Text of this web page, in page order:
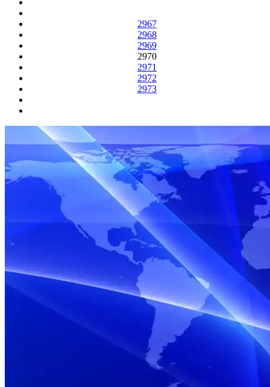
2967
2968
2969
2970
2971
2972
2973